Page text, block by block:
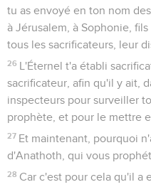
tu as envoyé en ton nom
à Jérusalem, à Sophonie,
tous les sacrificateurs, leur
26 L'Éternel t'a établi
sacrificateur, afin qu'il y ait,
inspecteurs pour surveiller
prophète, et pour le mettre
27 Et maintenant, pourquoi
d'Anathoth, qui vous
28 Car c'est pour cela qu'il a